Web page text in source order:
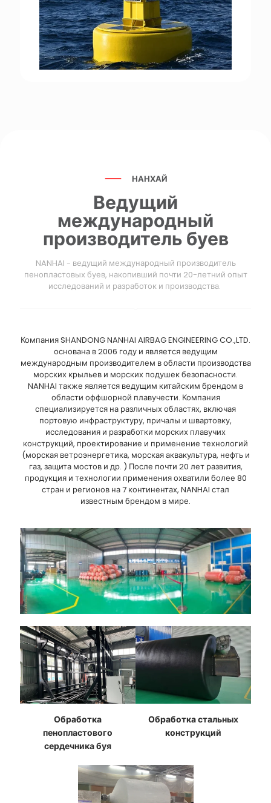
НАНХАЙ
Ведущий
международный
производитель буев
NANHAI - ведущий международный производитель
пенопластовых буев, накопивший почти 20-летний опыт
исследований и разработок и производства.
Компания SHANDONG NANHAI AIRBAG ENGINEERING CO.,LTD.
основана в 2006 году и является ведущим
международным производителем в области производства
морских крыльев и морских подушек безопасности.
NANHAI также является ведущим китайским брендом в
области оффшорной плавучести. Компания
специализируется на различных областях, включая
портовую инфраструктуру, причалы и швартовку,
исследования и разработки морских плавучих
конструкций, проектирование и применение технологий
(морская ветроэнергетика, морская аквакультура, нефть и
газ, защита мостов и др. ) После почти 20 лет развития,
продукция и технологии применения охватили более 80
стран и регионов на 7 континентах, NANHAI стал
известным брендом в мире.
Обработка
пенопластового
сердечника буя
Обработка стальных
конструкций